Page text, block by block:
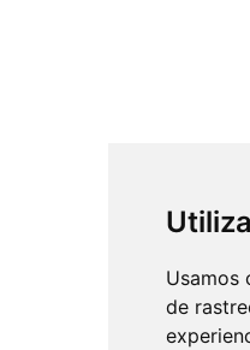
Usamos
de